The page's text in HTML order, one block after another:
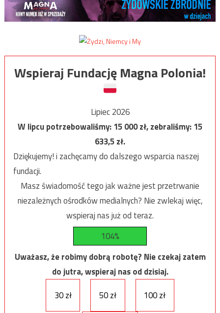
Wspieraj Fundację Magna Polonia!
Lipiec 2026
W lipcu potrzebowaliśmy:15 000zł, zebraliśmy:15
633,5zł.
Dziękujemy! i zachęcamy do dalszego wsparcia naszej
fundacji.
Masz świadomość tego jak ważne jest przetrwanie
niezależnych ośrodków medialnych? Nie zwlekaj więc,
wspieraj nas już od teraz.
104%
Uważasz, że robimy dobrą robotę? Nie czekaj zatem
do jutra, wspieraj nas od dzisiaj.
30 zł
50 zł 100 zł